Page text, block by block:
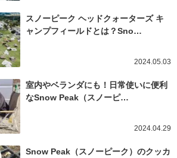
スノーピーク ヘッドクォーターズ キ
ャンプフィールドとは？Sno…
2024.05.03
室内やベランダにも！日常使いに便利
なSnow Peak（スノーピ…
2024.04.29
Snow Peak（スノーピーク）のクッカ